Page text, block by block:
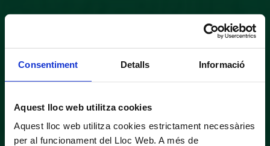
Consentiment Detalls Informació
Aquest lloc web utilitza cookies
Aquest lloc web utilitza cookies estrictament necessàries
per al funcionament del Lloc Web. A més de